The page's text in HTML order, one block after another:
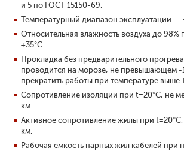
и 5 по ГОСТ 15150-69.
Температурный диапазон эксплуатации –
Относительная влажность воздуха до 98%
+35°С.
Прокладка без предварительного
проводится на морозе, не превышающем -
прекратить работы при температуре выше
Сопротивление изоляции при t=20°С, не
км.
Активное сопротивление жилы при
км.
Рабочая емкость парных жил кабелей при